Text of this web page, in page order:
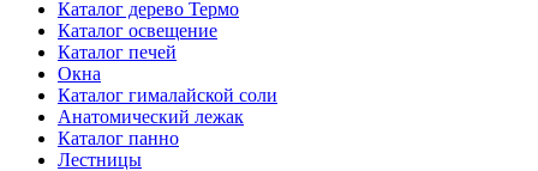
Каталог дерево Термо
Каталог освещение
Каталог печей
Окна
Каталог гималайской соли
Анатомический лежак
Каталог панно
Лестницы